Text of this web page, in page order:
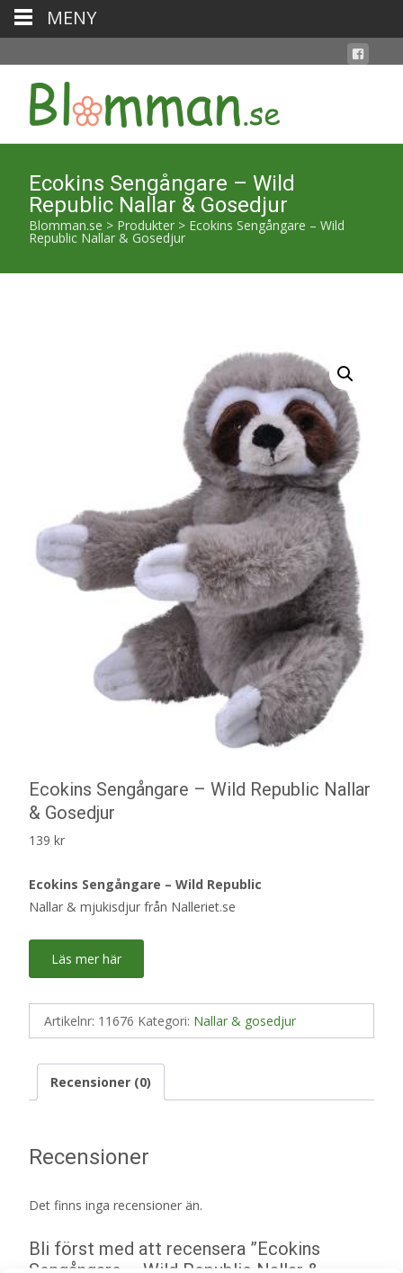
Ecokins Sengångare – Wild
Republic Nallar & Gosedjur
Blomman.se > Produkter > Ecokins Sengångare – Wild
Republic Nallar & Gosedjur
Ecokins Sengångare – Wild Republic Nallar
& Gosedjur
139 kr
Ecokins Sengångare – Wild Republic
Nallar & mjukisdjur från Nalleriet.se
Läs mer här
Artikelnr: 11676 Kategori: Nallar & gosedjur
Recensioner (0)
Recensioner
Det finns inga recensioner än.
Bli först med att recensera ”Ecokins
MENY